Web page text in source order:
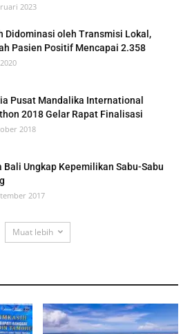
2023
Didominasi oleh Transmisi Lokal,
Pasien Positif Mencapai 2.358
Pusat Mandalika International
2018 Gelar Rapat Finalisasi
2018
Bali Ungkap Kepemilikan Sabu-Sabu
2017
Muat lebih